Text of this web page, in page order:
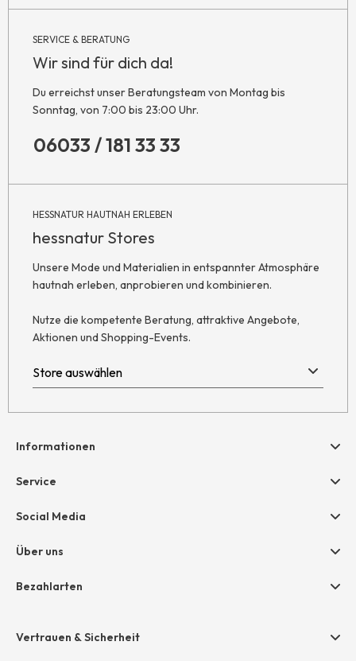
SERVICE & BERATUNG
Wir sind für dich da!
Du erreichst unser Beratungsteam von Montag bis
Sonntag, von 7:00 bis 23:00 Uhr.
06033 / 181 33 33
HESSNATUR HAUTNAH ERLEBEN
hessnatur Stores
Unsere Mode und Materialien in entspannter Atmosphäre
hautnah erleben, anprobieren und kombinieren.
Nutze die kompetente Beratung, attraktive Angebote,
Aktionen und Shopping-Events.
Informationen
Hilfe & Kontakt
Retoure
AGB
Datenschutz
Grounding Page
Service
Geschenkgutscheine
Größentabelle
Social Media
Über uns
Unternehmen
Bezahlarten
Amazon Pay
Vertrauen & Sicherheit